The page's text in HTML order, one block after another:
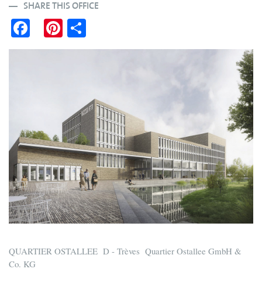
SHARE THIS OFFICE
Fa
ce
Pi
nt ha
QUARTIER OSTALLEE D - Trèves Quartier Ostallee GmbH &
Co. KG